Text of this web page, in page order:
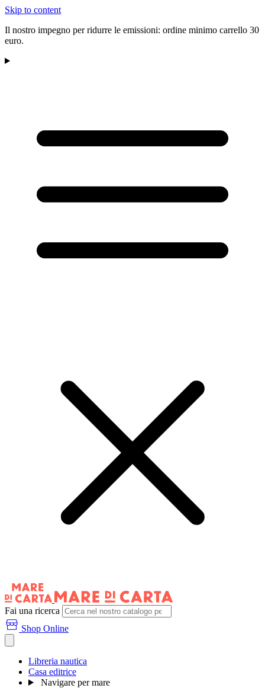
Skip to content
Il nostro impegno per ridurre le emissioni: ordine minimo carrello 30
euro.
Fai una ricerca
Shop Online
Libreria nautica
Casa editrice
Navigare per mare